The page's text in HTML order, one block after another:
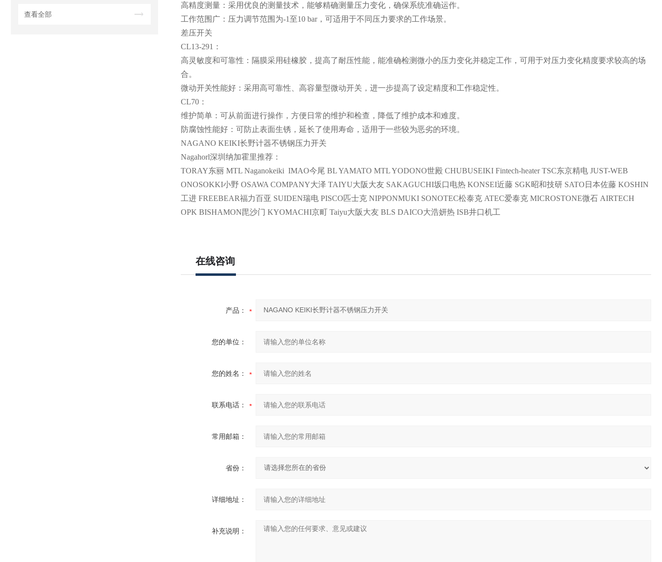
查看全部
高精度测量：采用优良的测量技术，能够精确测量压力变化，确保系统准确运作。
工作范围广：压力调节范围为-1至10 bar，可适用于不同压力要求的工作场景。
差压开关
CL13-291：
高灵敏度和可靠性：隔膜采用硅橡胶，提高了耐压性能，能准确检测微小的压力变化并稳定工作，可用于对压力变化精度要求较高的场
合。
微动开关性能好：采用高可靠性、高容量型微动开关，进一步提高了设定精度和工作稳定性。
CL70：
维护简单：可从前面进行操作，方便日常的维护和检查，降低了维护成本和难度。
防腐蚀性能好：可防止表面生锈，延长了使用寿命，适用于一些较为恶劣的环境。
NAGANO KEIKI长野计器不锈钢压力开关
Nagahorl深圳纳加霍里推荐：
TORAY东丽 MTL Naganokeiki IMAO今尾 BL YAMATO MTL YODONO世殿 CHUBUSEIKI Fintech-heater TSC东京精电 JUST-WEB
ONOSOKKI小野 OSAWA COMPANY大泽 TAIYU大阪大友 SAKAGUCHI坂口电热 KONSEI近藤 SGK昭和技研 SATO日本佐藤 KOSHIN
工进 FREEBEAR福力百亚 SUIDEN瑞电 PISCO匹士克 NIPPONMUKI SONOTEC松泰克 ATEC爱泰克 MICROSTONE微石 AIRTECH
OPK BISHAMON毘沙门 KYOMACHI京町 Taiyu大阪大友 BLS DAICO大浩妍热 ISB井口机工
在线咨询
产品：
您的单位：
您的姓名：
联系电话：
常用邮箱：
省份：
详细地址：
补充说明：